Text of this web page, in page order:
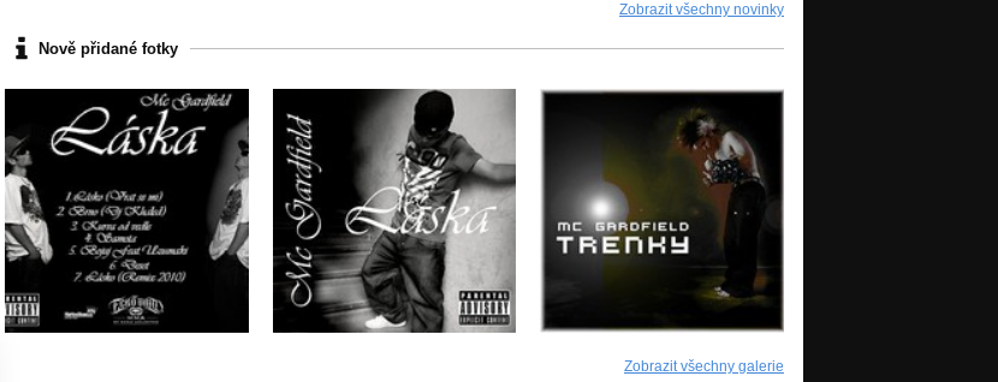
Zobrazit všechny novinky
Nově přidané fotky
Zobrazit všechny galerie